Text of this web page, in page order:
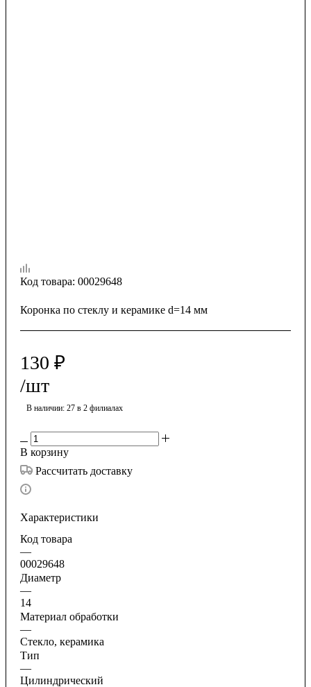
Код товара: 00029648
Коронка по стеклу и керамике d=14 мм
130 ₽
/шт
В наличии: 27 в 2 филиалах
В корзину
Рассчитать доставку
Характеристики
Код товара
—
00029648
Диаметр
—
14
Материал обработки
—
Стекло, керамика
Тип
—
Цилиндрический